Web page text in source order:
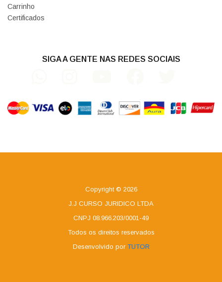
Carrinho
Certificados
SIGA A GENTE NAS REDES SOCIAIS
Copyright © 2026
J.J CURSO JURIDICO LTDA
CNPJ 08.966.203/0001-49
Todos os direitos reservados
Desenvolvido por TUTOR